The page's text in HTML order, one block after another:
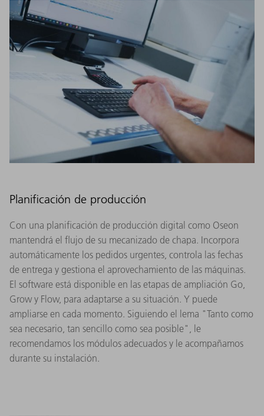
Planificación de producción
Con una planificación de producción digital como Oseon
mantendrá el flujo de su mecanizado de chapa. Incorpora
automáticamente los pedidos urgentes, controla las fechas
de entrega y gestiona el aprovechamiento de las máquinas.
El software está disponible en las etapas de ampliación Go,
Grow y Flow, para adaptarse a su situación. Y puede
ampliarse en cada momento. Siguiendo el lema "Tanto como
sea necesario, tan sencillo como sea posible", le
recomendamos los módulos adecuados y le acompañamos
durante su instalación.